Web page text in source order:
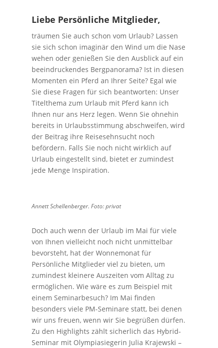
Liebe Persönliche Mitglieder,
träumen Sie auch schon vom Urlaub? Lassen
sie sich schon imaginär den Wind um die Nase
wehen oder genießen Sie den Ausblick auf ein
beeindruckendes Bergpanorama? Ist in diesen
Momenten ein Pferd an Ihrer Seite? Egal wie
Sie diese Fragen für sich beantworten: Unser
Titelthema zum Urlaub mit Pferd kann ich
Ihnen nur ans Herz legen. Wenn Sie ohnehin
bereits in Urlaubsstimmung abschweifen, wird
der Beitrag ihre Reisesehnsucht noch
befördern. Falls Sie noch nicht wirklich auf
Urlaub eingestellt sind, bietet er zumindest
jede Menge Inspiration.
Annett Schellenberger. Foto: privat
Doch auch wenn der Urlaub im Mai für viele
von Ihnen vielleicht noch nicht unmittelbar
bevorsteht, hat der Wonnemonat für
Persönliche Mitglieder viel zu bieten, um
zumindest kleinere Auszeiten vom Alltag zu
ermöglichen. Wie wäre es zum Beispiel mit
einem Seminarbesuch? Im Mai finden
besonders viele PM-Seminare statt, bei denen
wir uns freuen, wenn wir Sie begrüßen dürfen.
Zu den Highlights zählt sicherlich das Hybrid-
Seminar mit Olympiasiegerin Julia Krajewski –